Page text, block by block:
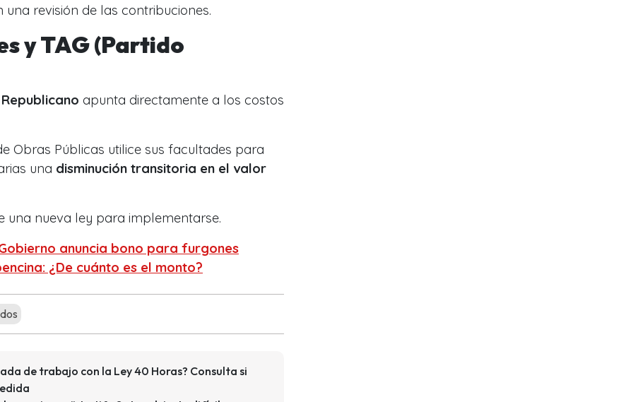
una revisión de las contribuciones.
y TAG (Partido
apunta directamente a los costos
Obras Públicas utilice sus facultades para
una disminución transitoria en el valor
una nueva ley para implementarse.
anuncia bono para furgones
¿De cuánto es el monto?
de trabajo con la Ley 40 Horas? Consulta si